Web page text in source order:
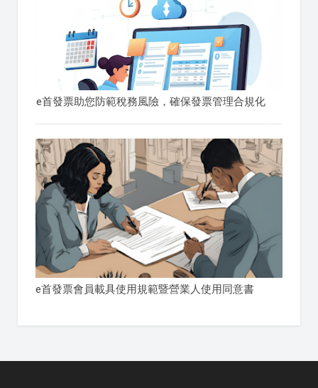
e首發票助您防範稅務風險，確保發票管理合規化
e首發票會員載具使用規範暨營業人使用同意書